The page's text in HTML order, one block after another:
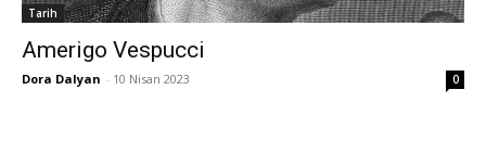
Tarih
Amerigo Vespucci
Dora Dalyan - 10 Nisan 2023 0